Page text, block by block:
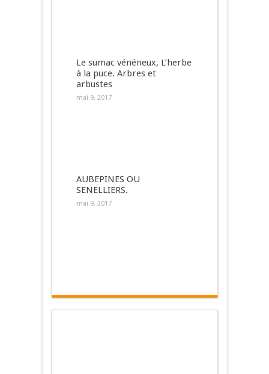
Le sumac vénéneux, L’herbe
à la puce. Arbres et
arbustes
mai 9, 2017
AUBEPINES OU
SENELLIERS.
mai 9, 2017